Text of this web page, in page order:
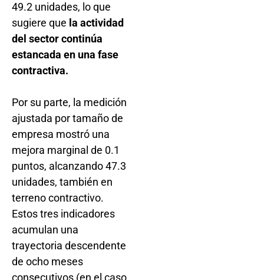
49.2 unidades, lo que
sugiere que la actividad
del sector continúa
estancada en una fase
contractiva.
Por su parte, la medición
ajustada por tamaño de
empresa mostró una
mejora marginal de 0.1
puntos, alcanzando 47.3
unidades, también en
terreno contractivo.
Estos tres indicadores
acumulan una
trayectoria descendente
de ocho meses
consecutivos (en el caso